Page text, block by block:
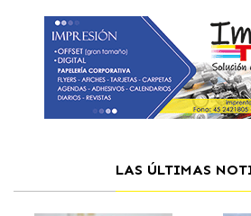
LAS ÚLTIMAS